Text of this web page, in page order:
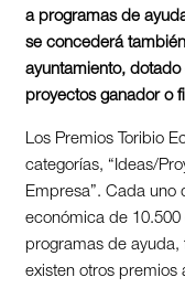
a programas de
se concederá
ayuntamiento,
proyectos ganador o
Los Premios Toribio
categorías, “Ideas/
Empresa”. Cada uno
económica de
programas de ayuda,
existen otros premios